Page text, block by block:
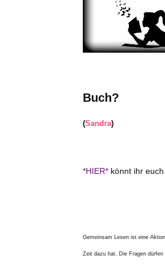
Buch?
(Sandra)
*HIER* könnt ihr
Gemeinsam Lesen ist eine
Zeit dazu hat. Die Fragen